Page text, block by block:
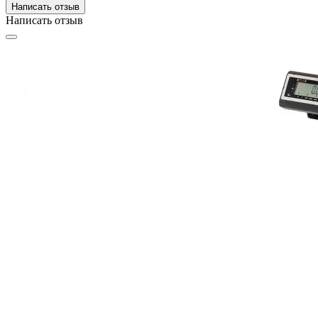
Написать отзыв
Написать отзыв